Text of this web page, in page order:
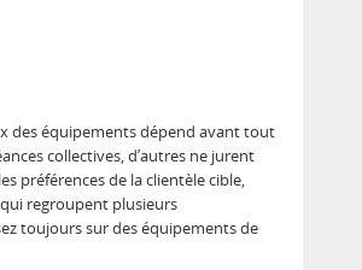
des équipements dépend avant tout
collectives, d’autres ne jurent
préférences de la clientèle cible,
regroupent plusieurs
toujours sur des équipements de